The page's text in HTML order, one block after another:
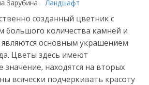
Зарубина Ландшафт
созданный цветник с
большого количества камней и
основным украшением
Цветы здесь имеют
значение, находятся на вторых
всячески подчеркивать красоту